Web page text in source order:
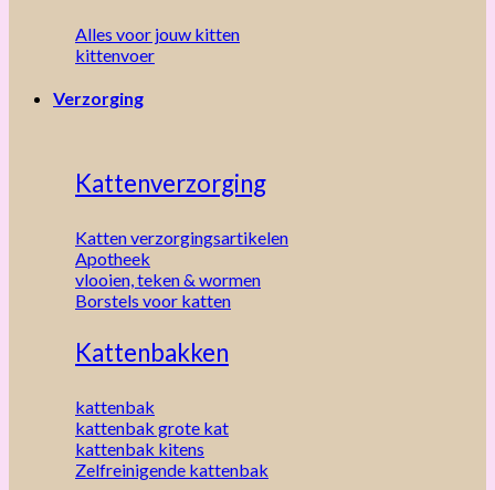
Alles voor jouw kitten
kittenvoer
Verzorging
Kattenverzorging
Katten verzorgingsartikelen
Apotheek
vlooien, teken & wormen
Borstels voor katten
Kattenbakken
kattenbak
kattenbak grote kat
kattenbak kitens
Zelfreinigende kattenbak